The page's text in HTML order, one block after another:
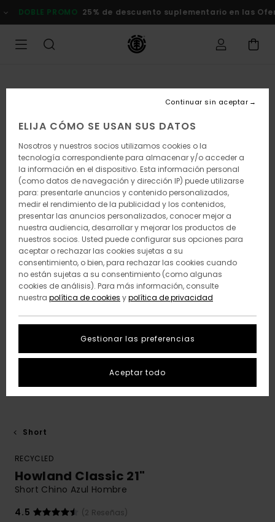
a
la
DOBLE PROMO 25% de descuento suplementario en las Ofertas
Short
RECYCLED
Howland Classic 21"
Short Chino Azul Hombre
4.5
(2 Reseñas)
ELIJA CÓMO SE USAN SUS DATOS
Nosotros y nuestros socios utilizamos cookies o la
tecnología correspondiente para almacenar y/o acceder a
la información en el dispositivo. Esta información personal
(como datos de navegación y dirección IP) puede utilizarse
para: presentarle anuncios y contenido personalizados,
medir el rendimiento de la publicidad y los contenidos,
presentar las anuncios personalizados, conocer mejor a
nuestra audiencia, desarrollar y mejorar los productos de
nuestros socios. Usted puede configurar sus opciones para
aceptar o rechazar las cookies sujetas a su
consentimiento, o bien, para rechazar las cookies cuando
no están sujetas a su consentimiento (como algunas
cookies de análisis). Para más información, consulte
nuestra política de cookies ypolítica de privacidad
Gestionar las preferencias
Continuar sin aceptar
Aceptar todo